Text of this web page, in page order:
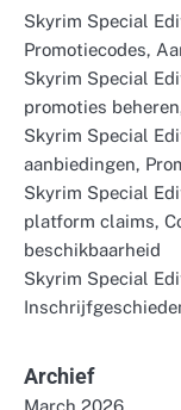
Skyrim Special
Promotiecodes,
Skyrim Special
promoties
Skyrim Special
aanbiedingen,
Skyrim Special
platform claims,
beschikbaarheid
Skyrim Special
Archief